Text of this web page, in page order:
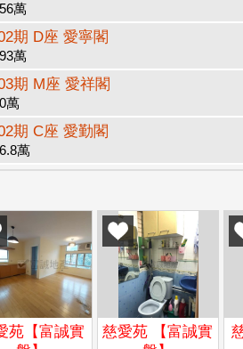
萬
期 D座 愛寧閣
萬
期 M座 愛祥閣
萬
期 C座 愛勤閣
萬
苑【富誠實
慈愛苑 【富誠實